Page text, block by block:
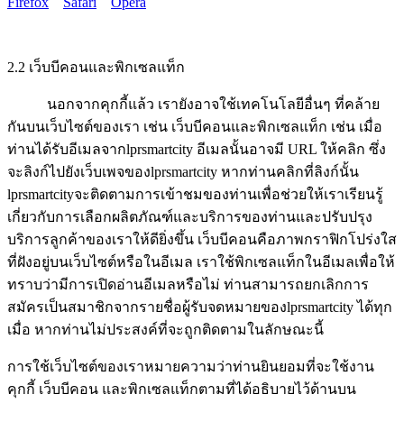
2.2 เว็บบีคอนและพิกเซลแท็ก
นอกจากคุกกี้แล้ว เรายังอาจใช้เทคโนโลยีอื่นๆ ที่คล้าย
กันบนเว็บไซต์ของเรา เช่น เว็บบีคอนและพิกเซลแท็ก เช่น เมื่อ
ท่านได้รับอีเมลจากlprsmartcity อีเมลนั้นอาจมี URL ให้คลิก ซึ่ง
จะลิงก์ไปยังเว็บเพจของlprsmartcity หากท่านคลิกที่ลิงก์นั้น
lprsmartcityจะติดตามการเข้าชมของท่านเพื่อช่วยให้เราเรียนรู้
เกี่ยวกับการเลือกผลิตภัณฑ์และบริการของท่านและปรับปรุง
บริการลูกค้าของเราให้ดียิ่งขึ้น เว็บบีคอนคือภาพกราฟิกโปร่งใส
ที่ฝังอยู่บนเว็บไซต์หรือในอีเมล เราใช้พิกเซลแท็กในอีเมลเพื่อให้
ทราบว่ามีการเปิดอ่านอีเมลหรือไม่ ท่านสามารถยกเลิกการ
สมัครเป็นสมาชิกจากรายชื่อผู้รับจดหมายของlprsmartcity ได้ทุก
เมื่อ หากท่านไม่ประสงค์ที่จะถูกติดตามในลักษณะนี้
การใช้เว็บไซต์ของเราหมายความว่าท่านยินยอมที่จะใช้งาน
คุกกี้ เว็บบีคอน และพิกเซลแท็กตามที่ได้อธิบายไว้ด้านบน